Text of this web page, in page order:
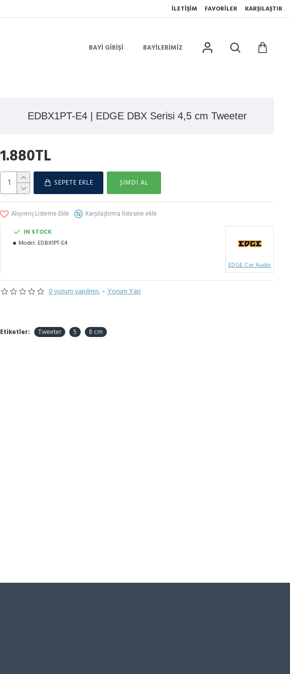
İLETIŞIM FAVORILER KARŞILAŞTIR
BAYI GIRIŞI BAYILERIMIZ
EDBX1PT-E4 | EDGE DBX Serisi 4,5 cm Tweeter
IN STOCK
Model: EDBX1PT-E4
EDGE Car Audio
0 yorum yapılmış. - Yorum Yap
1.880TL
SEPETE EKLE ŞIMDI AL
Alışveriş Listeme Ekle Karşılaştırma listesine ekle
Etiketler: Tweeter 5 8 cm